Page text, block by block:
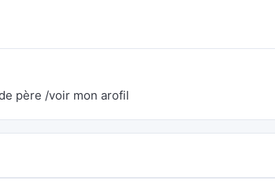
père /voir mon arofil